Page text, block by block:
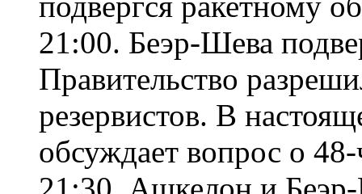
21:00. Беэр-Шева
Правительство
резервистов. В
обсуждает вопрос о